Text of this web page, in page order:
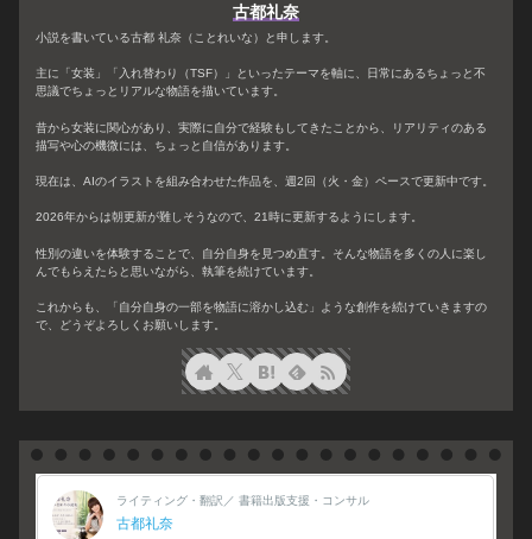
古都礼奈
小説を書いている古都 礼奈（ことれいな）と申します。
主に「女装」「入れ替わり（TSF）」といったテーマを軸に、日常にあるちょっと不
思議でちょっとリアルな物語を描いています。
昔から女装に関心があり、実際に自分で経験もしてきたことから、リアリティのある
描写や心の機微には、ちょっと自信があります。
現在は、AIのイラストを組み合わせた作品を、週2回（火・金）ペースで更新中です。
2026年からは朝更新が難しそうなので、21時に更新するようにします。
性別の違いを体験することで、自分自身を見つめ直す。そんな物語を多くの人に楽し
んでもらえたらと思いながら、執筆を続けています。
これからも、「自分自身の一部を物語に溶かし込む」ような創作を続けていきますの
で、どうぞよろしくお願いします。